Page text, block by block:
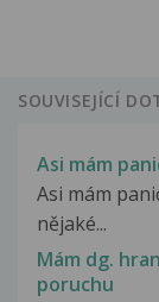
SOUVISEJÍCÍ
Asi mám
Asi mám
nějaké...
Mám dg.
poruchu